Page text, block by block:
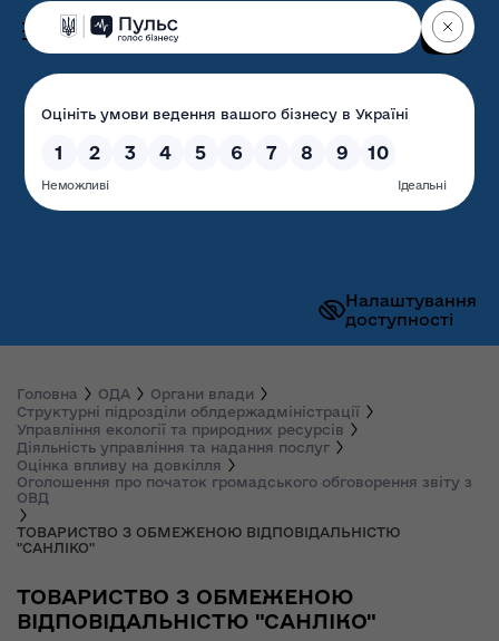
Налаштування
доступності
Волинська обласна
державна адміністрація
Головна ОДА
Органи влади
Структурні підрозділи облдержадміністрації
Управління екології та природних ресурсів
Діяльність управління та надання послуг
Оцінка впливу на довкілля
Оголошення про початок громадського обговорення звіту з
ОВД
ТОВАРИСТВО З ОБМЕЖЕНОЮ ВІДПОВІДАЛЬНІСТЮ
"САНЛІКО"
ТОВАРИСТВО З ОБМЕЖЕНОЮ
ВІДПОВІДАЛЬНІСТЮ "САНЛІКО"